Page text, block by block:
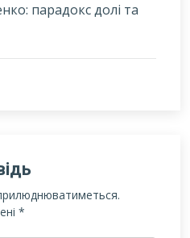
парадокс долі та
*